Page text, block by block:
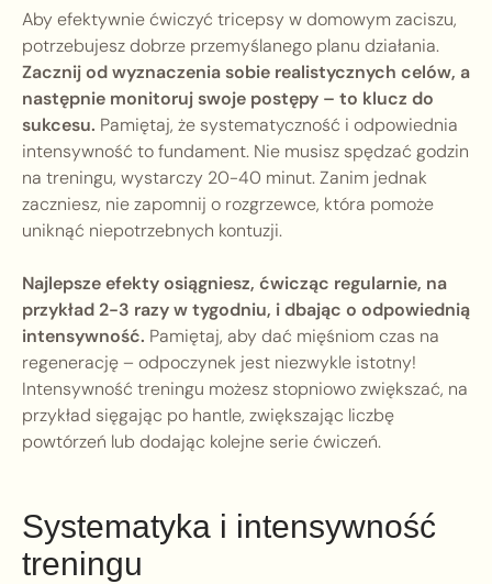
Aby efektywnie ćwiczyć tricepsy w domowym zaciszu,
potrzebujesz dobrze przemyślanego planu działania.
Zacznij od wyznaczenia sobie realistycznych celów, a
następnie monitoruj swoje postępy – to klucz do
sukcesu. Pamiętaj, że systematyczność i odpowiednia
intensywność to fundament. Nie musisz spędzać godzin
na treningu, wystarczy 20-40 minut. Zanim jednak
zaczniesz, nie zapomnij o rozgrzewce, która pomoże
uniknąć niepotrzebnych kontuzji.
Najlepsze efekty osiągniesz, ćwicząc regularnie, na
przykład 2-3 razy w tygodniu, i dbając o odpowiednią
intensywność. Pamiętaj, aby dać mięśniom czas na
regenerację – odpoczynek jest niezwykle istotny!
Intensywność treningu możesz stopniowo zwiększać, na
przykład sięgając po hantle, zwiększając liczbę
powtórzeń lub dodając kolejne serie ćwiczeń.
Systematyka i intensywność
treningu